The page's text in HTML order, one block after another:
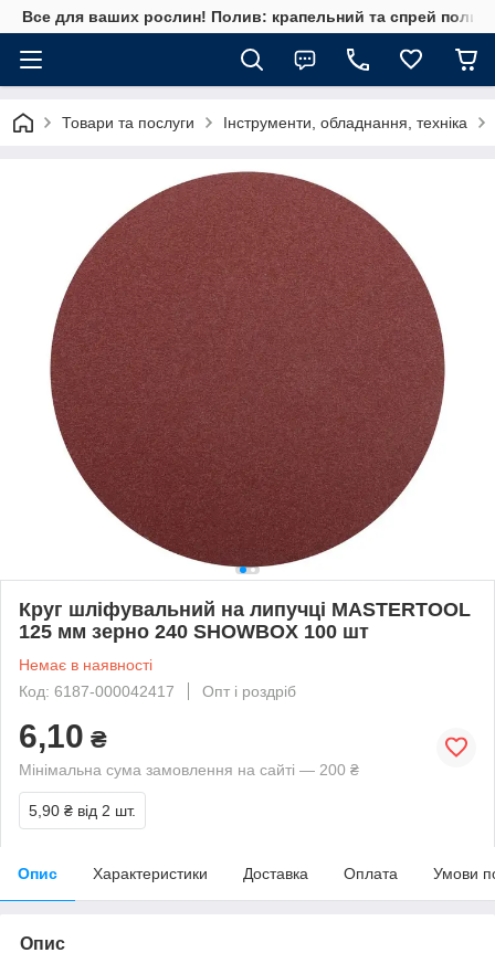
Все для ваших рослин! Полив: крапельний та спрей полив,
Товари та послуги Інструменти, обладнання, техніка
Круг шліфувальний на липучці MASTERTOOL
125 мм зерно 240 SHOWBOX 100 шт
Немає в наявності
Код: 6187-000042417
Опт і роздріб
6,10 ₴
Мінімальна сума замовлення на сайті — 200 ₴
5,90 ₴ від 2 шт.
Опис Характеристики Доставка Оплата Умови
Опис